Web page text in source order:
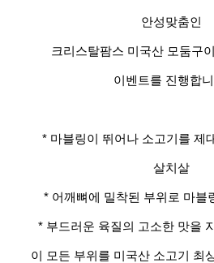
안성맞춤인
크리스탈팜스 미국산 모둠구
이벤트를 진행합
* 마블링이 뛰어나 소고기를 제
살치살
* 어깨뼈에 밀착된 부위로 마블
* 부드러운 육질의 고소한 맛을
이 모든 부위를 미국산 소고기 최